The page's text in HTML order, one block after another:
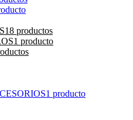
18 productos
1 producto
1 producto